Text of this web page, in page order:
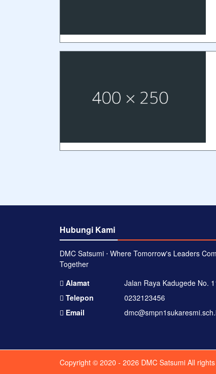
Hubungi Kami
DMC Satsumi ⋅ Where Tomorrow's Leaders
Together
Alamat
Jalan Raya Kadugede No.
Telepon
0232123456
Email
Copyright © 2020 - 2026 DMC Satsumi All